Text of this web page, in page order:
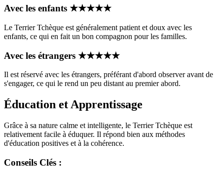
Avec les enfants ★★★★★
Le Terrier Tchèque est généralement patient et doux avec les
enfants, ce qui en fait un bon compagnon pour les familles.
Avec les étrangers ★★★★★
Il est réservé avec les étrangers, préférant d'abord observer avant de
s'engager, ce qui le rend un peu distant au premier abord.
Éducation et Apprentissage
Grâce à sa nature calme et intelligente, le Terrier Tchèque est
relativement facile à éduquer. Il répond bien aux méthodes
d'éducation positives et à la cohérence.
Conseils Clés :